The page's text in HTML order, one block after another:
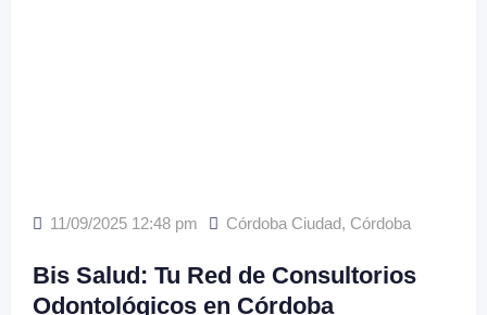
11/09/2025 12:48 pm Córdoba Ciudad, Córdoba
Bis Salud: Tu Red de Consultorios
Odontológicos en Córdoba